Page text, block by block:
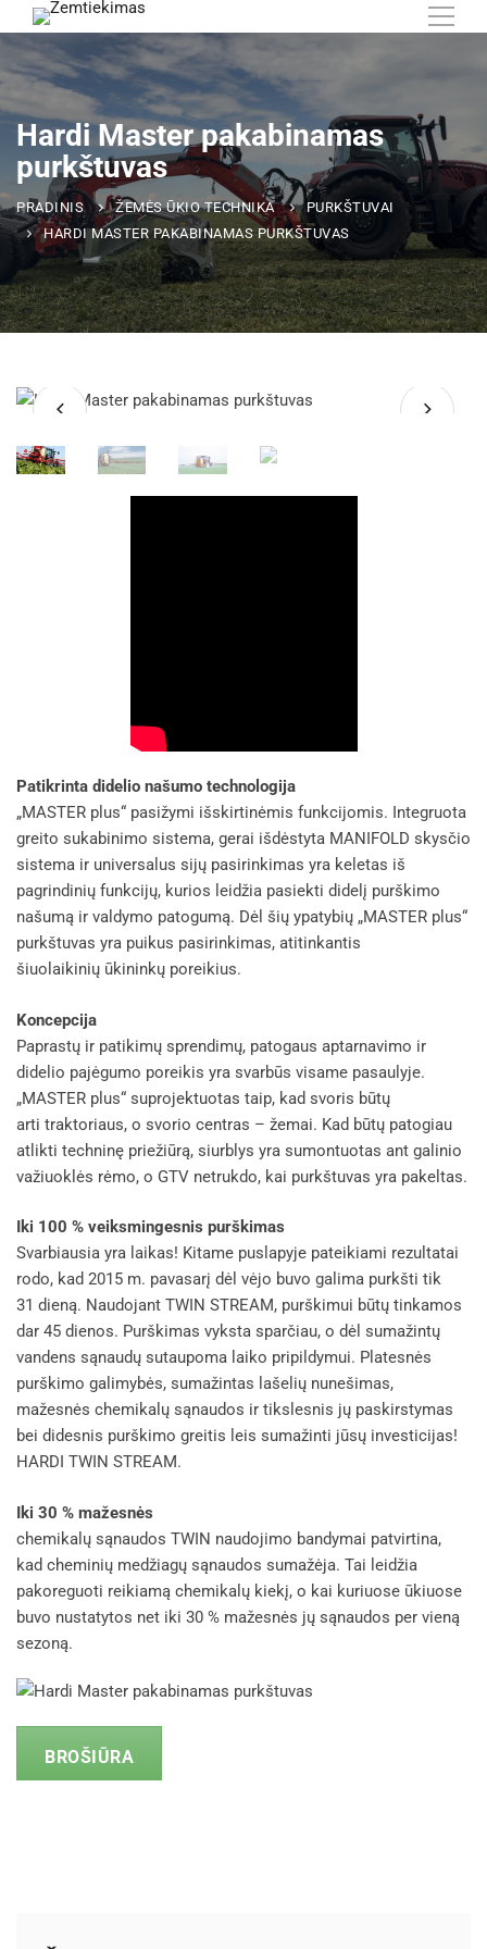
Hardi Master pakabinamas
purkštuvas
PRADINIS ŽEMĖS ŪKIO TECHNIKA
PURKŠTUVAI
HARDI MASTER PAKABINAMAS PURKŠTUVAS
Patikrinta didelio našumo technologija
„MASTER plus“ pasižymi išskirtinėmis funkcijomis. Integruota
greito sukabinimo sistema, gerai išdėstyta MANIFOLD skysčio
sistema ir universalus sijų pasirinkimas yra keletas iš
pagrindinių funkcijų, kurios leidžia pasiekti didelį purškimo
našumą ir valdymo patogumą. Dėl šių ypatybių „MASTER plus“
purkštuvas yra puikus pasirinkimas, atitinkantis
šiuolaikinių ūkininkų poreikius.
Koncepcija
Paprastų ir patikimų sprendimų, patogaus aptarnavimo ir
didelio pajėgumo poreikis yra svarbūs visame pasaulyje.
„MASTER plus“ suprojektuotas taip, kad svoris būtų
arti traktoriaus, o svorio centras – žemai. Kad būtų patogiau
atlikti techninę priežiūrą, siurblys yra sumontuotas ant galinio
važiuoklės rėmo, o GTV netrukdo, kai purkštuvas yra pakeltas.
Iki 100 % veiksmingesnis purškimas
Svarbiausia yra laikas! Kitame puslapyje pateikiami rezultatai
rodo, kad 2015 m. pavasarį dėl vėjo buvo galima purkšti tik
31 dieną. Naudojant TWIN STREAM, purškimui būtų tinkamos
dar 45 dienos. Purškimas vyksta sparčiau, o dėl sumažintų
vandens sąnaudų sutaupoma laiko pripildymui. Platesnės
purškimo galimybės, sumažintas lašelių nunešimas,
mažesnės chemikalų sąnaudos ir tikslesnis jų paskirstymas
bei didesnis purškimo greitis leis sumažinti jūsų investicijas!
HARDI TWIN STREAM.
Iki 30 % mažesnės
chemikalų sąnaudos TWIN naudojimo bandymai patvirtina,
kad cheminių medžiagų sąnaudos sumažėja. Tai leidžia
pakoreguoti reikiamą chemikalų kiekį, o kai kuriuose ūkiuose
buvo nustatytos net iki 30 % mažesnės jų sąnaudos per vieną
sezoną.
BROŠIŪRA